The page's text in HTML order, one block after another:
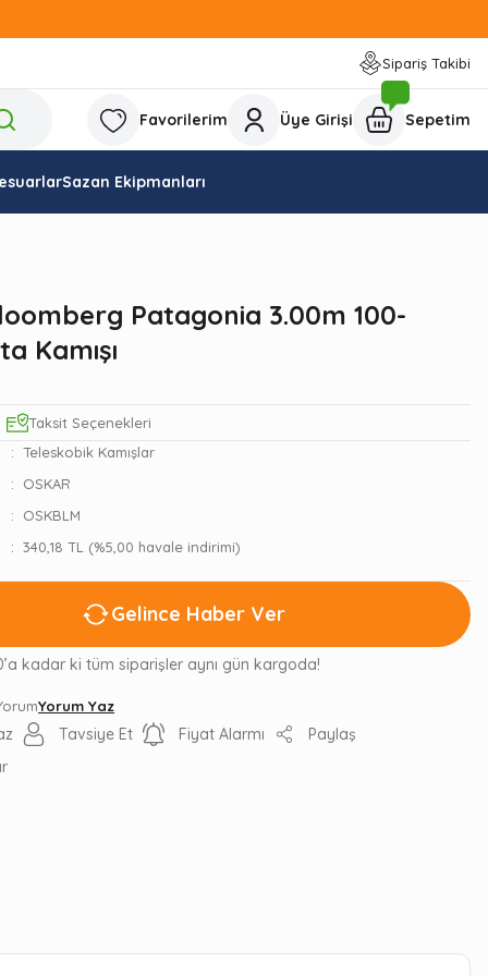
Sipariş Takibi
Favorilerim Üye Girişi Sepetim
Sazan Ekipmanları
Yorum Yaz
Patagonia 3.00m 100-
Kamışı
Taksit Seçenekleri
Teleskobik Kamışlar
OSKAR
OSKBLM
340,18 TL (%5,00 havale indirimi)
Gelince Haber Ver
kadar ki tüm siparişler aynı gün kargoda!
Tavsiye Et Fiyat Alarmı
Paylaş